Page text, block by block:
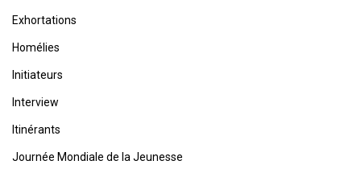
Exhortations
Homélies
Initiateurs
Interview
Itinérants
Journée Mondiale de la Jeunesse